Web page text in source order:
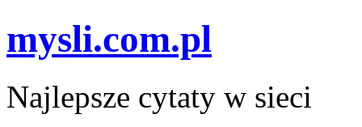
mysli.com.pl
Najlepsze cytaty w sieci